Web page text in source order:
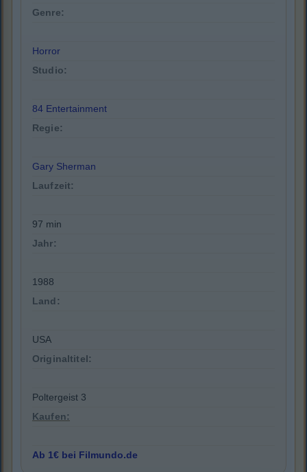
Genre:
Horror
Studio:
84 Entertainment
Regie:
Gary Sherman
Laufzeit:
97 min
Jahr:
1988
Land:
USA
Originaltitel:
Poltergeist 3
Kaufen:
Ab 1€ bei Filmundo.de